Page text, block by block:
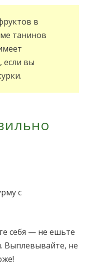
в
танинов
если вы
с
себя — не ешьте
Выплевывайте, не